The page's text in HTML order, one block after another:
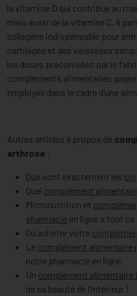
la vitamine D qui contribue au
mais aussi de la vitamine C. Il
collagène indispensable pour
cartilages et des vaisseaux
les doses préconisées par le
compléments alimentaires
employés dans le cadre d’une
Autres articles à propos de
arthrose :
Que sont exactement les
Quel complément
Micronutrition et
pharmacie en ligne a tout ce
Où acheter votre
Le complément alimentaire
notre pharmacie en ligne
Un complément alimentaire
de sa beauté de l’intérieur !